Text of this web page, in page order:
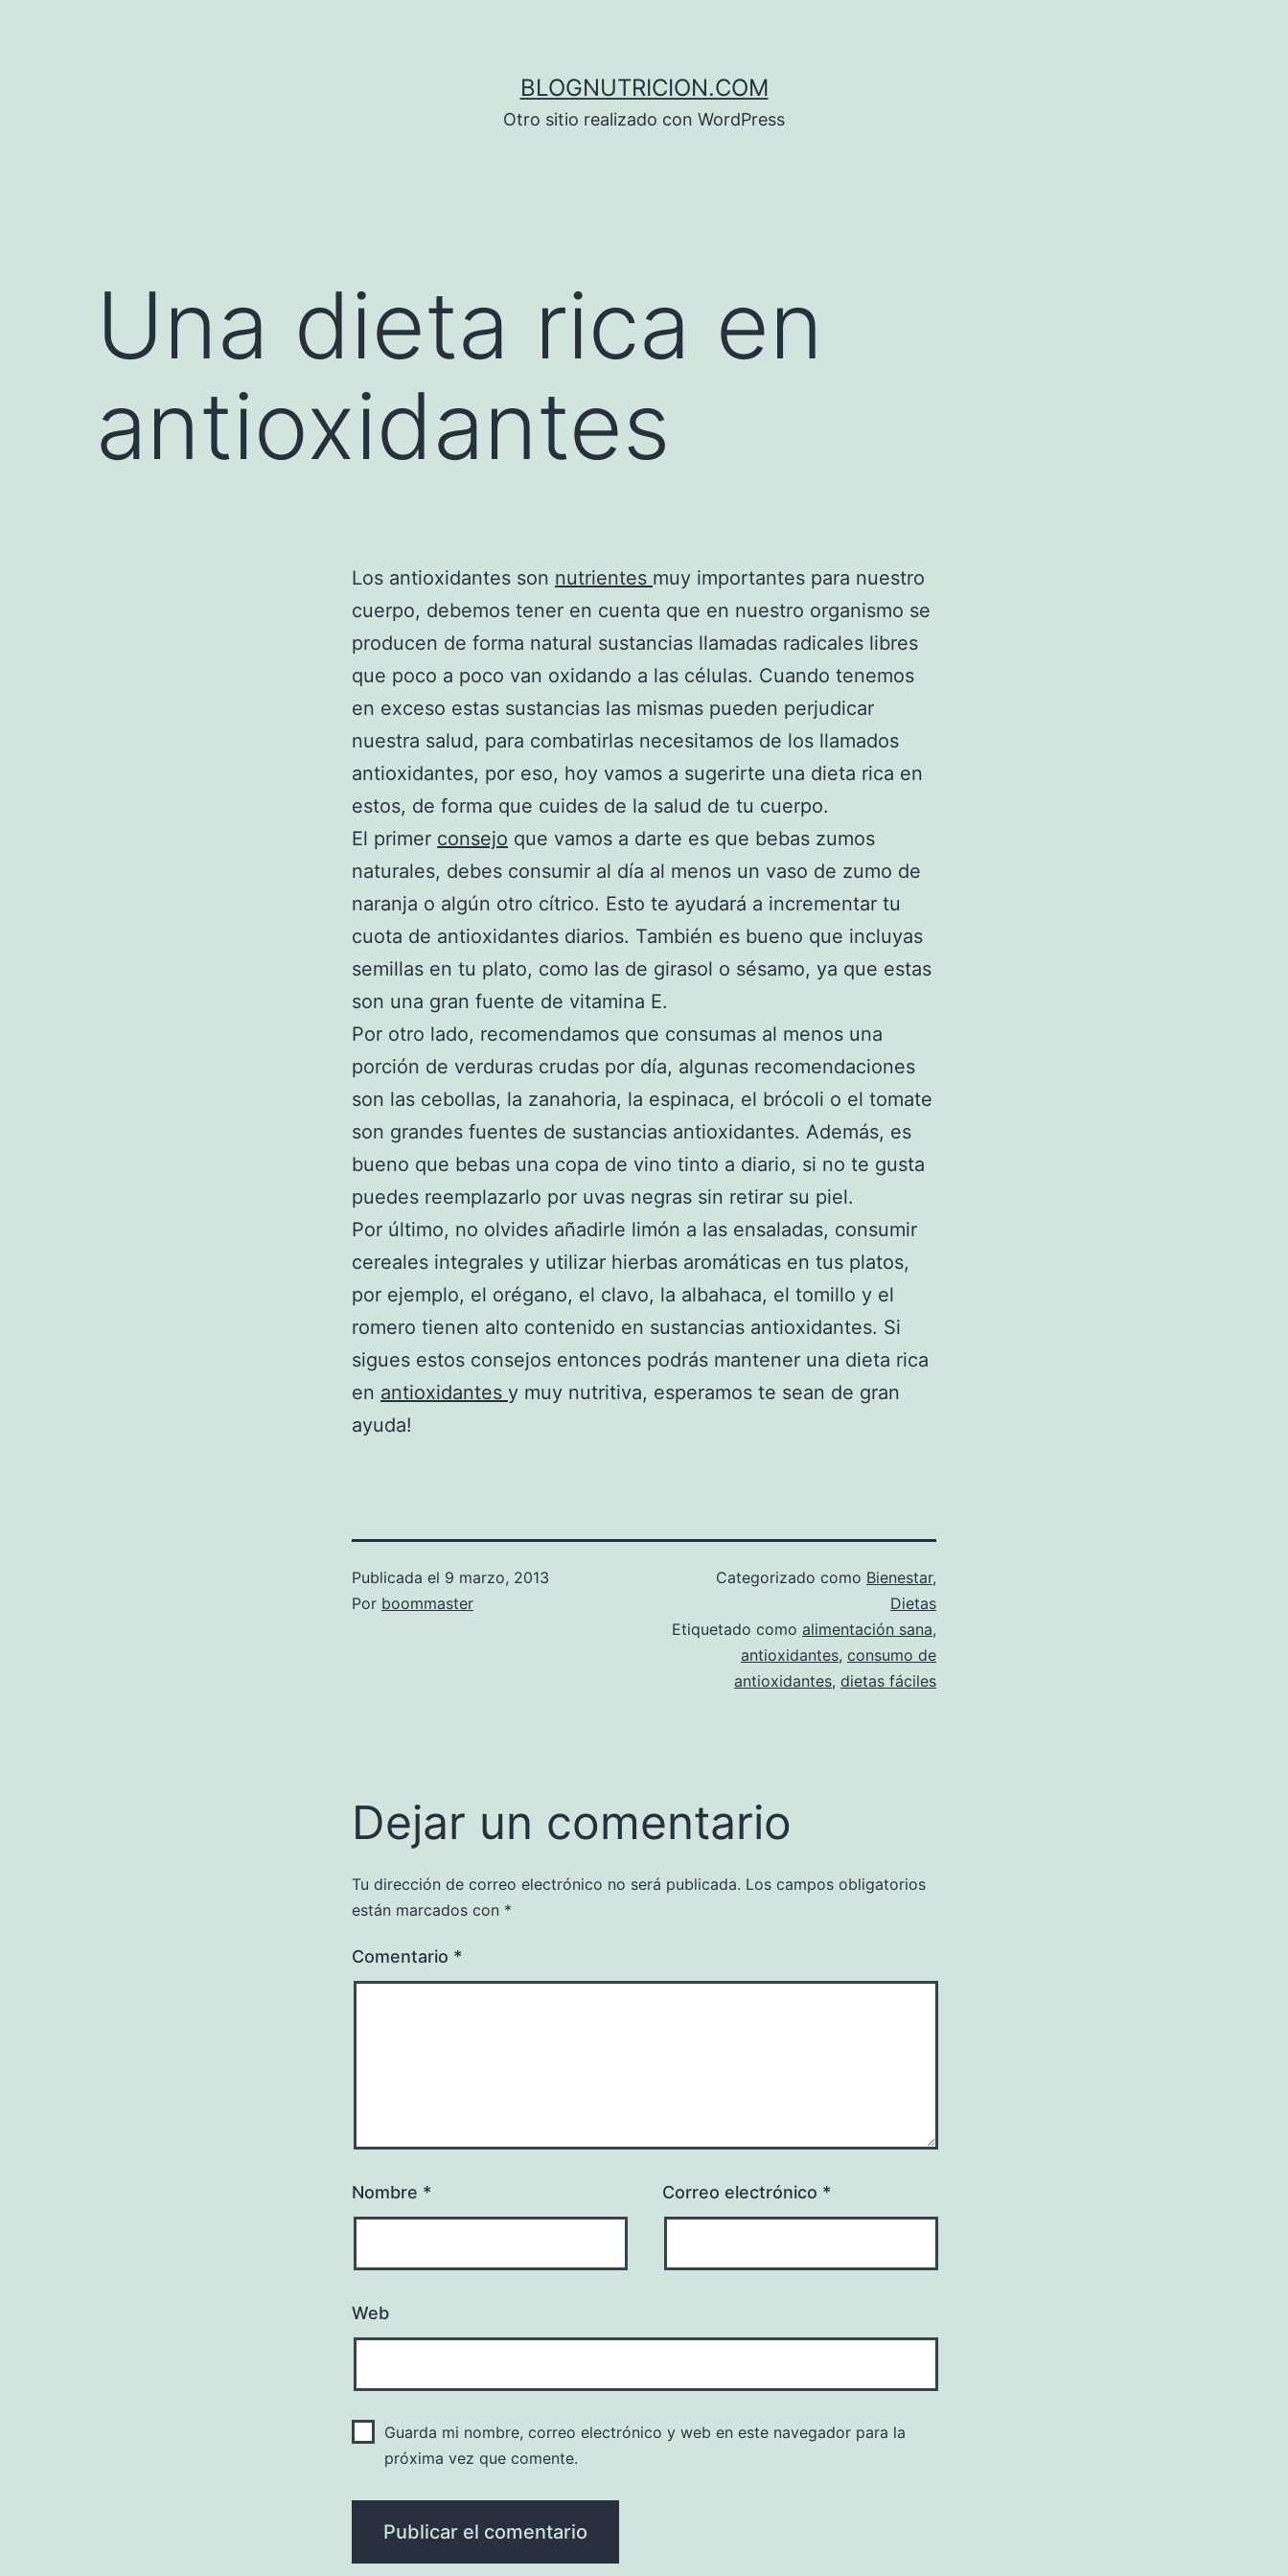
BLOGNUTRICION.COM
Otro sitio realizado con WordPress
Una dieta rica en
antioxidantes
Los antioxidantes son nutrientes muy importantes para nuestro
cuerpo, debemos tener en cuenta que en nuestro organismo se
producen de forma natural sustancias llamadas radicales libres
que poco a poco van oxidando a las células. Cuando tenemos
en exceso estas sustancias las mismas pueden perjudicar
nuestra salud, para combatirlas necesitamos de los llamados
antioxidantes, por eso, hoy vamos a sugerirte una dieta rica en
estos, de forma que cuides de la salud de tu cuerpo.
El primer consejo que vamos a darte es que bebas zumos
naturales, debes consumir al día al menos un vaso de zumo de
naranja o algún otro cítrico. Esto te ayudará a incrementar tu
cuota de antioxidantes diarios. También es bueno que incluyas
semillas en tu plato, como las de girasol o sésamo, ya que estas
son una gran fuente de vitamina E.
Por otro lado, recomendamos que consumas al menos una
porción de verduras crudas por día, algunas recomendaciones
son las cebollas, la zanahoria, la espinaca, el brócoli o el tomate
son grandes fuentes de sustancias antioxidantes. Además, es
bueno que bebas una copa de vino tinto a diario, si no te gusta
puedes reemplazarlo por uvas negras sin retirar su piel.
Por último, no olvides añadirle limón a las ensaladas, consumir
cereales integrales y utilizar hierbas aromáticas en tus platos,
por ejemplo, el orégano, el clavo, la albahaca, el tomillo y el
romero tienen alto contenido en sustancias antioxidantes. Si
sigues estos consejos entonces podrás mantener una dieta rica
en antioxidantes y muy nutritiva, esperamos te sean de gran
ayuda!
Publicada el 9 marzo, 2013
Por boommaster
Categorizado como Bienestar,
Dietas
Etiquetado como alimentación sana,
antioxidantes, consumo de
antioxidantes, dietas fáciles
Dejar un comentario
Tu dirección de correo electrónico no será publicada. Los campos obligatorios
están marcados con *
Comentario *
Nombre * Correo electrónico *
Web
Guarda mi nombre, correo electrónico y web en este navegador para la
próxima vez que comente.